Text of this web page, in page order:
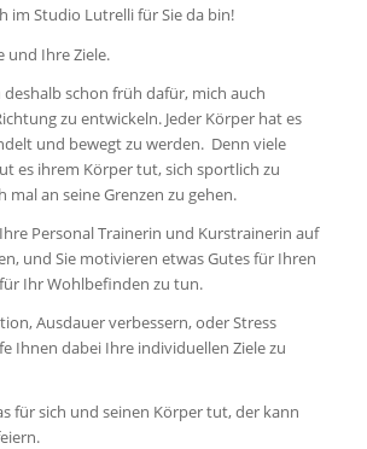
im Studio Lutrelli für Sie da bin!
und Ihre Ziele.
schon früh dafür, mich auch
zu entwickeln. Jeder Körper hat es
und bewegt zu werden. Denn viele
es ihrem Körper tut, sich sportlich zu
mal an seine Grenzen zu gehen.
Personal Trainerin und Kurstrainerin auf
und Sie motivieren etwas Gutes für Ihren
Ihr Wohlbefinden zu tun.
Ausdauer verbessern, oder Stress
Ihnen dabei Ihre individuellen Ziele zu
für sich und seinen Körper tut, der kann